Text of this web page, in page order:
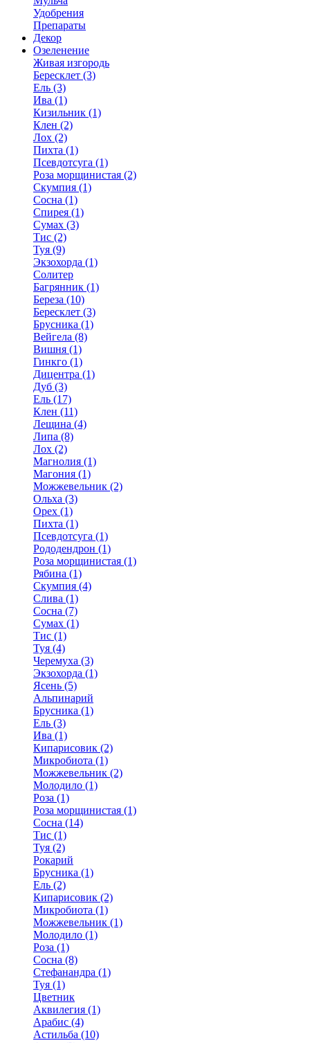
Удобрения
Препараты
Декор
Озеленение
Живая изгородь
Бересклет (3)
Ель (3)
Ива (1)
Кизильник (1)
Клен (2)
Лох (2)
Пихта (1)
Псевдотсуга (1)
Роза морщинистая (2)
Скумпия (1)
Сосна (1)
Спирея (1)
Сумах (3)
Тис (2)
Туя (9)
Экзохорда (1)
Солитер
Багрянник (1)
Береза (10)
Бересклет (3)
Брусника (1)
Вейгела (8)
Вишня (1)
Гинкго (1)
Дицентра (1)
Дуб (3)
Ель (17)
Клен (11)
Лещина (4)
Липа (8)
Лох (2)
Магнолия (1)
Магония (1)
Можжевельник (2)
Ольха (3)
Орех (1)
Пихта (1)
Псевдотсуга (1)
Рододендрон (1)
Роза морщинистая (1)
Рябина (1)
Скумпия (4)
Слива (1)
Сосна (7)
Сумах (1)
Тис (1)
Туя (4)
Черемуха (3)
Экзохорда (1)
Ясень (5)
Альпинарий
Брусника (1)
Ель (3)
Ива (1)
Кипарисовик (2)
Микробиота (1)
Можжевельник (2)
Молодило (1)
Роза (1)
Роза морщинистая (1)
Сосна (14)
Тис (1)
Туя (2)
Рокарий
Брусника (1)
Ель (2)
Кипарисовик (2)
Микробиота (1)
Можжевельник (1)
Молодило (1)
Роза (1)
Сосна (8)
Стефанандра (1)
Туя (1)
Цветник
Аквилегия (1)
Арабис (4)
Астильба (10)